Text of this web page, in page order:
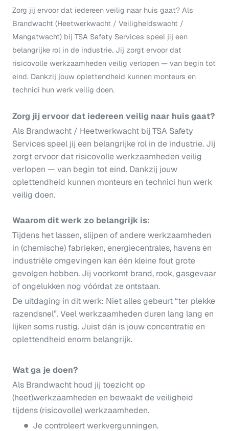
Zorg jij ervoor dat iedereen veilig naar huis gaat? Als
Brandwacht (Heetwerkwacht / Veiligheidswacht /
Mangatwacht) bij TSA Safety Services speel jij een
belangrijke rol in de industrie. Jij zorgt ervoor dat
risicovolle werkzaamheden veilig verlopen — van begin tot
eind. Dankzij jouw oplettendheid kunnen monteurs en
technici hun werk veilig doen.
Zorg jij ervoor dat iedereen veilig naar huis gaat?
Als Brandwacht / Heetwerkwacht bij TSA Safety
Services speel jij een belangrijke rol in de industrie. Jij
zorgt ervoor dat risicovolle werkzaamheden veilig
verlopen — van begin tot eind. Dankzij jouw
oplettendheid kunnen monteurs en technici hun werk
veilig doen.
Waarom dit werk zo belangrijk is:
Tijdens het lassen, slijpen of andere werkzaamheden
in (chemische) fabrieken, energiecentrales, havens en
industriële omgevingen kan één kleine fout grote
gevolgen hebben. Jij voorkomt brand, rook, gasgevaar
of ongelukken nog vóórdat ze ontstaan.
De uitdaging in dit werk: Niet alles gebeurt “ter plekke
razendsnel”. Veel werkzaamheden duren lang lang en
lijken soms rustig. Juist dán is jouw concentratie en
oplettendheid enorm belangrijk.
Wat ga je doen?
Als Brandwacht houd jij toezicht op
(heet)werkzaamheden en bewaakt de veiligheid
tijdens (risicovolle) werkzaamheden.
Je controleert werkvergunningen.